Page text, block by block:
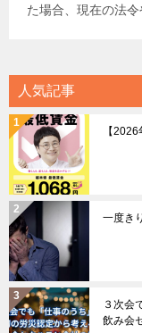
た場合、現在の法
人気記事
【
一度き
３次会
飲み会